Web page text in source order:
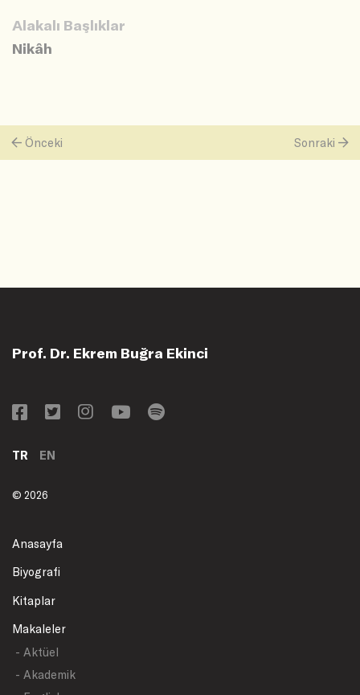
Alakalı Başlıklar
Nikâh
Önceki Sonraki
Prof. Dr. Ekrem Buğra Ekinci
TR EN
© 2026
Anasayfa
Biyografi
Kitaplar
Makaleler
- Aktüel
- Akademik